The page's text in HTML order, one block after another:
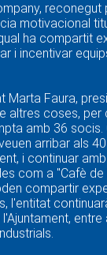
reconegut
motivacional
ha compartit
i incentivar
Marta Faura,
altres coses, per
amb 36 socis.
arribar als
i continuar
com a "Cafè de
compartir
l'entitat
entre